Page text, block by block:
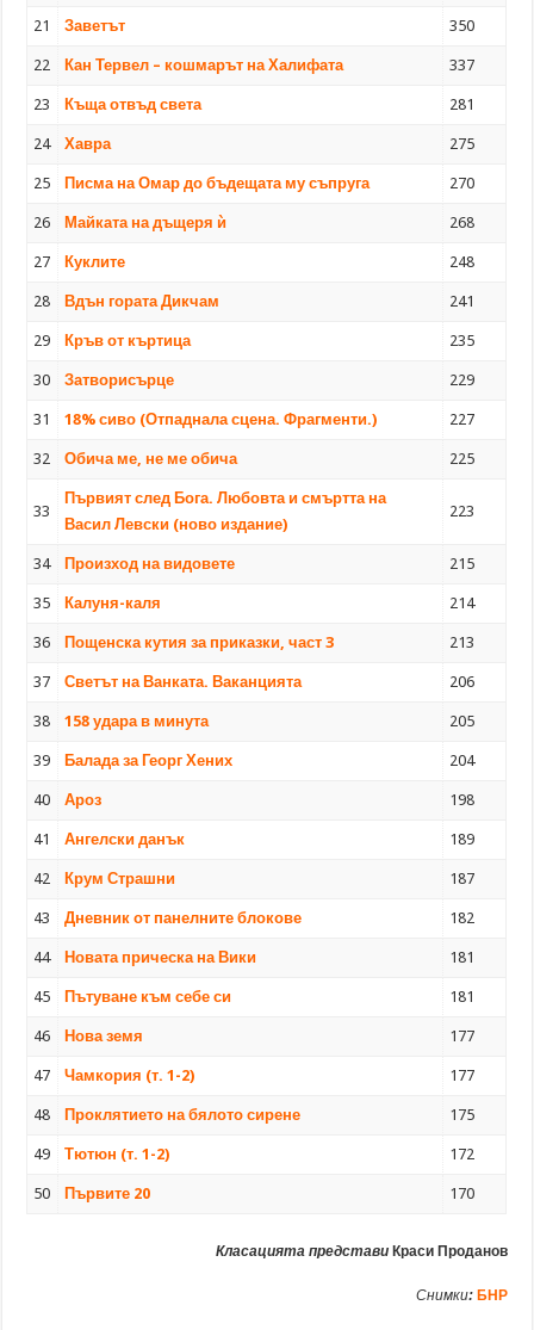
21 Заветът 350
22 Кан Тервел – кошмарът на Халифата 337
23 Къща отвъд света 281
24 Хавра 275
25 Писма на Омар до бъдещата му съпруга 270
26 Майката на дъщеря ѝ 268
27 Куклите 248
28 Вдън гората Дикчам 241
29 Кръв от къртица 235
30 Затворисърце 229
31 18% сиво (Отпаднала сцена. Фрагменти.) 227
32 Обича ме, не ме обича 225
33
Първият след Бога. Любовта и смъртта на
Васил Левски (ново издание)
223
34 Произход на видовете 215
35 Калуня-каля 214
36 Пощенска кутия за приказки, част 3 213
37 Светът на Ванката. Ваканцията 206
38 158 удара в минута 205
39 Балада за Георг Хених 204
40 Ароз 198
41 Ангелски данък 189
42 Крум Страшни 187
43 Дневник от панелните блокове 182
44 Новата прическа на Вики 181
45 Пътуване към себе си 181
46 Нова земя 177
47 Чамкория (т. 1-2) 177
48 Проклятието на бялото сирене 175
49 Тютюн (т. 1-2) 172
50 Първите 20 170
Класацията представи Краси Проданов
Снимки: БНР